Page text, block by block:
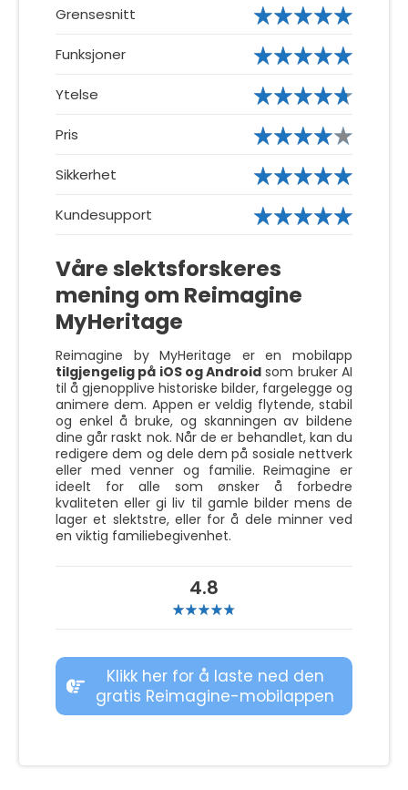
Grensesnitt
Funksjoner
Ytelse
Pris
Sikkerhet
Kundesupport
Våre slektsforskeres
mening om Reimagine
MyHeritage
Reimagine by MyHeritage er en mobilapp
tilgjengelig på iOS og Android som bruker AI
til å gjenopplive historiske bilder, fargelegge og
animere dem. Appen er veldig flytende, stabil
og enkel å bruke, og skanningen av bildene
dine går raskt nok. Når de er behandlet, kan du
redigere dem og dele dem på sosiale nettverk
eller med venner og familie. Reimagine er
ideelt for alle som ønsker å forbedre
kvaliteten eller gi liv til gamle bilder mens de
lager et slektstre, eller for å dele minner ved
en viktig familiebegivenhet.
4.8
Klikk her for å laste ned den
gratis Reimagine-mobilappen